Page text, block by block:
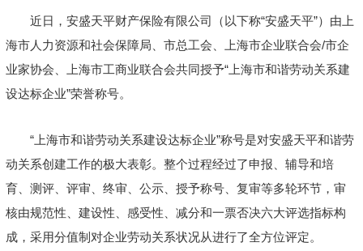
近日，安盛天平财产保险有限公司（以下称“安盛天平”）由上
海市人力资源和社会保障局、市总工会、上海市企业联合会/市企
业家协会、上海市工商业联合会共同授予“上海市和谐劳动关系建
设达标企业”荣誉称号。
“上海市和谐劳动关系建设达标企业”称号是对安盛天平和谐劳
动关系创建工作的极大表彰。整个过程经过了申报、辅导和培
育、测评、评审、终审、公示、授予称号、复审等多轮环节，审
核由规范性、建设性、感受性、减分和一票否决六大评选指标构
成，采用分值制对企业劳动关系状况从进行了全方位评定。